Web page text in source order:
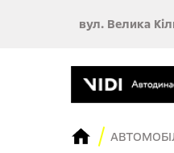
вул. Велика